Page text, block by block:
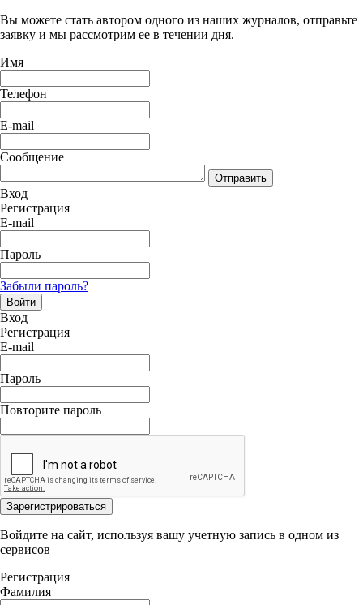
Вы можете стать автором одного из наших журналов, отправьте
заявку и мы рассмотрим ее в течении дня.
Имя
Телефон
E-mail
Сообщение
Отправить
Вход
Регистрация
E-mail
Пароль
Забыли пароль?
Войти
Вход
Регистрация
E-mail
Пароль
Повторите пароль
Зарегистрироваться
Войдите на сайт, используя вашу учетную запись в одном из
сервисов
Регистрация
Фамилия